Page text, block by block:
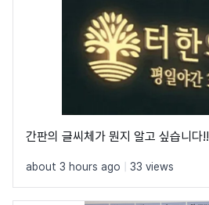
간판의 글씨체가 뭔지 알고 싶습니다!!
about 3 hours ago 33 views